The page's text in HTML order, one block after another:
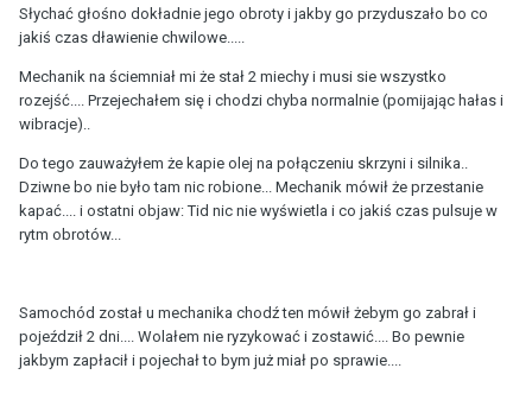
Słychać głośno dokładnie jego obroty i jakby go przyduszało bo co
jakiś czas dławienie chwilowe.....
Mechanik na ściemniał mi że stał 2 miechy i musi sie wszystko
rozejść.... Przejechałem się i chodzi chyba normalnie (pomijając hałas i
wibracje)..
Do tego zauważyłem że kapie olej na połączeniu skrzyni i silnika..
Dziwne bo nie było tam nic robione... Mechanik mówił że przestanie
kapać.... i ostatni objaw: Tid nic nie wyświetla i co jakiś czas pulsuje w
rytm obrotów...
Samochód został u mechanika chodź ten mówił żebym go zabrał i
pojeździł 2 dni.... Wolałem nie ryzykować i zostawić.... Bo pewnie
jakbym zapłacił i pojechał to bym już miał po sprawie....